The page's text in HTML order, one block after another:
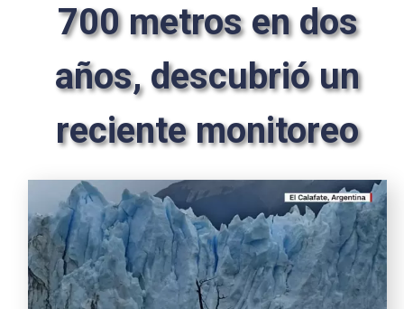
700 metros en dos
años, descubrió un
reciente monitoreo